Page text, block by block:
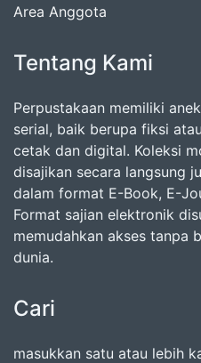
Area Anggota
Tentang Kami
Perpustakaan memiliki
serial, baik berupa fiksi
cetak dan digital. Koleksi
disajikan secara langsung
dalam format E-Book, E-
Format sajian elektronik
memudahkan akses tanpa
dunia.
Cari
masukkan satu atau lebih